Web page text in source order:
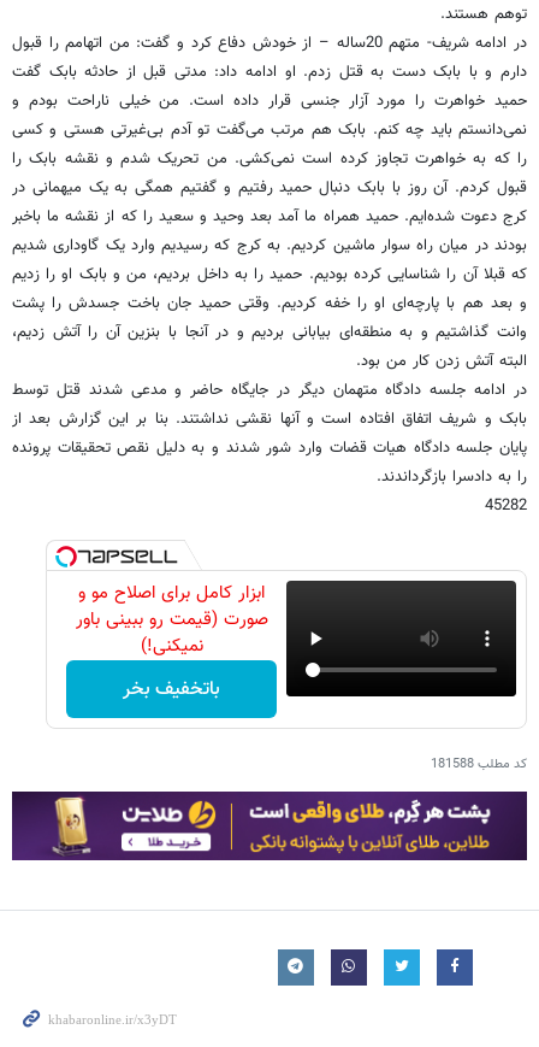
توهم هستند.
در ادامه شریف- متهم 20ساله – از خودش دفاع کرد و گفت: من اتهامم را قبول
دارم و با بابک دست به قتل زدم. او ادامه داد: مدتی قبل از حادثه بابک گفت
حمید خواهرت را مورد آزار جنسی قرار داده ‌است. من خیلی ناراحت بودم و
نمی‌دانستم باید چه کنم. بابک هم مرتب می‌گفت تو آدم بی‌غیرتی هستی و کسی
را که به خواهرت تجاوز کرده ‌است نمی‌کشی. من تحریک شدم و نقشه بابک را
قبول کردم. آن روز با بابک دنبال حمید رفتیم و گفتیم همگی به یک میهمانی در
کرج دعوت شده‌ایم. حمید همراه ما آمد بعد وحید و سعید را که از نقشه ما باخبر
بودند در میان راه سوار ماشین کردیم. به کرج که رسیدیم وارد یک گاوداری شدیم
که قبلا آن را شناسایی کرده‌ بودیم. حمید را به داخل بردیم، من و بابک او را زدیم
و بعد هم با پارچه‌ای او را خفه ‌کردیم. وقتی حمید جان باخت جسدش را پشت
وانت گذاشتیم و به منطقه‌ای بیابانی بردیم و در آنجا با بنزین آن را آتش زدیم،
البته آتش زدن کار من بود.
در ادامه جلسه دادگاه متهمان دیگر در جایگاه حاضر و مدعی شدند قتل توسط
بابک و شریف اتفاق افتاده ‌است و آنها نقشی نداشتند. بنا بر این گزارش بعد از
پایان جلسه دادگاه هیات قضات وارد شور شدند و به دلیل نقص تحقیقات پرونده
را به دادسرا بازگرداندند.
45282
ابزار کامل برای اصلاح مو و
صورت (قیمت رو ببینی باور
نمیکنی!)
باتخفیف بخر
کد مطلب181588